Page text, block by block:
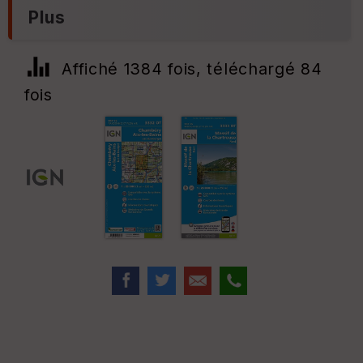
Plus
Affiché 1384 fois, téléchargé 84
fois